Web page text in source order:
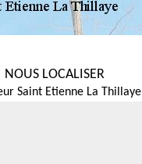
NOUS LOCALISER
Saint Etienne La Thillaye